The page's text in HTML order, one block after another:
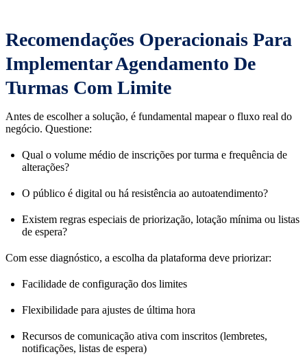
Recomendações Operacionais Para
Implementar Agendamento De
Turmas Com Limite
Antes de escolher a solução, é fundamental mapear o fluxo real do
negócio. Questione:
Qual o volume médio de inscrições por turma e frequência de
alterações?
O público é digital ou há resistência ao autoatendimento?
Existem regras especiais de priorização, lotação mínima ou listas
de espera?
Com esse diagnóstico, a escolha da plataforma deve priorizar:
Facilidade de configuração dos limites
Flexibilidade para ajustes de última hora
Recursos de comunicação ativa com inscritos (lembretes,
notificações, listas de espera)